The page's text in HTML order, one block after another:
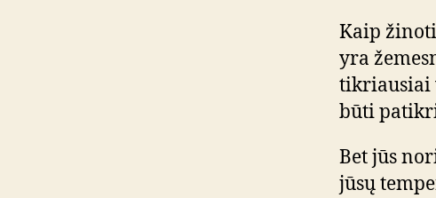
Kaip
yra
tikriausiai
būti
Bet jūs
jūsų